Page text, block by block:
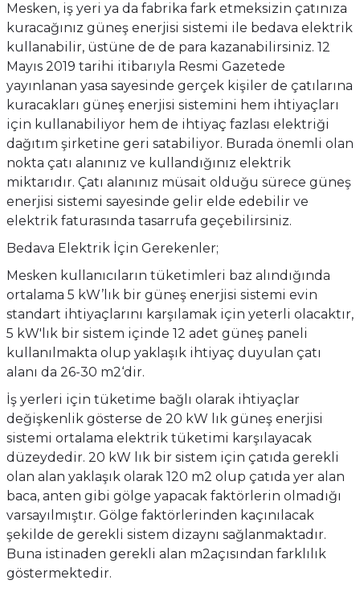
Mesken, iş yeri ya da fabrika fark etmeksizin çatınıza
kuracağınız güneş enerjisi sistemi ile bedava elektrik
kullanabilir, üstüne de de para kazanabilirsiniz. 12
Mayıs 2019 tarihi itibarıyla Resmi Gazetede
yayınlanan yasa sayesinde gerçek kişiler de çatılarına
kuracakları güneş enerjisi sistemini hem ihtiyaçları
için kullanabiliyor hem de ihtiyaç fazlası elektriği
dağıtım şirketine geri satabiliyor. Burada önemli olan
nokta çatı alanınız ve kullandığınız elektrik
miktarıdır. Çatı alanınız müsait olduğu sürece güneş
enerjisi sistemi sayesinde gelir elde edebilir ve
elektrik faturasında tasarrufa geçebilirsiniz.
Bedava Elektrik İçin Gerekenler;
Mesken kullanıcıların tüketimleri baz alındığında
ortalama 5 kW’lık bir güneş enerjisi sistemi evin
standart ihtiyaçlarını karşılamak için yeterli olacaktır,
5 kW'lık bir sistem içinde 12 adet güneş paneli
kullanılmakta olup yaklaşık ihtiyaç duyulan çatı
alanı da 26-30 m2‘dir.
İş yerleri için tüketime bağlı olarak ihtiyaçlar
değişkenlik gösterse de 20 kW lık güneş enerjisi
sistemi ortalama elektrik tüketimi karşılayacak
düzeydedir. 20 kW lık bir sistem için çatıda gerekli
olan alan yaklaşık olarak 120 m2 olup çatıda yer alan
baca, anten gibi gölge yapacak faktörlerin olmadığı
varsayılmıştır. Gölge faktörlerinden kaçınılacak
şekilde de gerekli sistem dizaynı sağlanmaktadır.
Buna istinaden gerekli alan m2açısından farklılık
göstermektedir.